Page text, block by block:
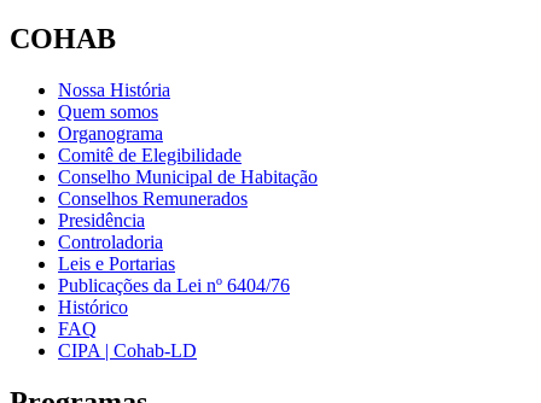
COHAB
Nossa História
Quem somos
Organograma
Comitê de Elegibilidade
Conselho Municipal de Habitação
Conselhos Remunerados
Presidência
Controladoria
Leis e Portarias
Publicações da Lei nº 6404/76
Histórico
FAQ
CIPA | Cohab-LD